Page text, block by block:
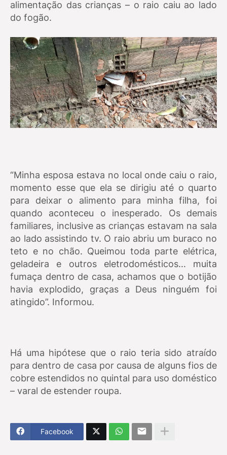
alimentação das crianças – o raio caiu ao lado
do fogão.
“Minha esposa estava no local onde caiu o raio,
momento esse que ela se dirigiu até o quarto
para deixar o alimento para minha filha, foi
quando aconteceu o inesperado. Os demais
familiares, inclusive as crianças estavam na sala
ao lado assistindo tv. O raio abriu um buraco no
teto e no chão. Queimou toda parte elétrica,
geladeira e outros eletrodomésticos... muita
fumaça dentro de casa, achamos que o botijão
havia explodido, graças a Deus ninguém foi
atingido”. Informou.
Há uma hipótese que o raio teria sido atraído
para dentro de casa por causa de alguns fios de
cobre estendidos no quintal para uso doméstico
– varal de estender roupa.
Facebook